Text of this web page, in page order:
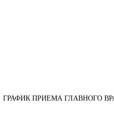
ГРАФИК ПРИЕМА ГЛАВНОГО